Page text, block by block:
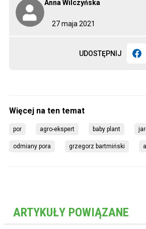
27 maja 2021
Anna Wilczyńska
UDOSTĘPNIJ
por agro-ekspert baby plant
odmiany pora grzegorz bartmiński
ARTYKUŁY POWIĄZANE